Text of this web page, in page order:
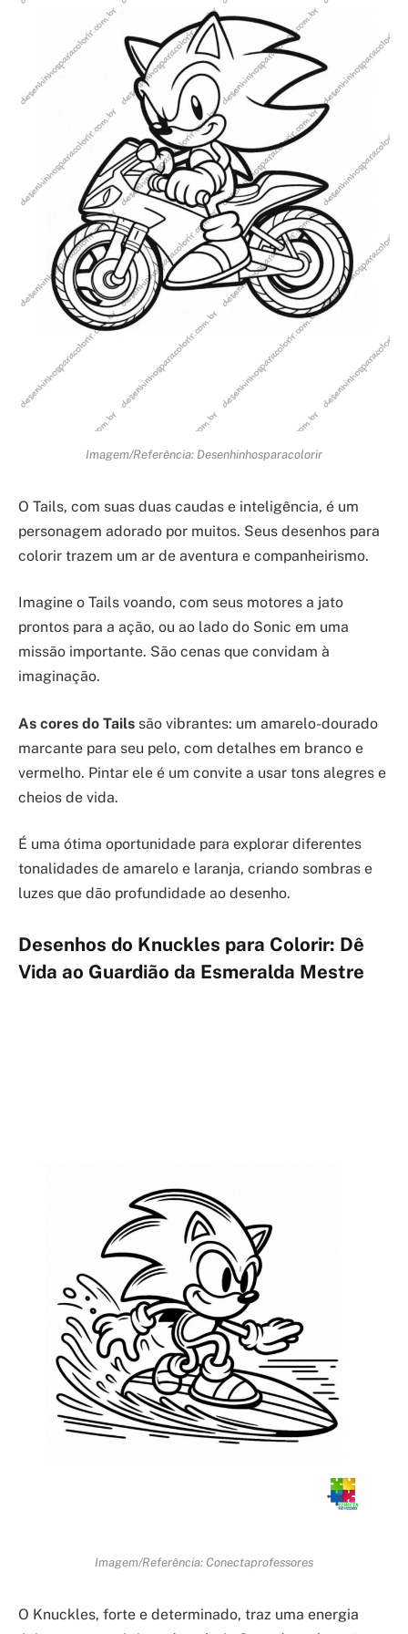
Imagem/Referência: Desenhinhosparacolorir
O Tails, com suas duas caudas e inteligência, é um
personagem adorado por muitos. Seus desenhos para
colorir trazem um ar de aventura e companheirismo.
Imagine o Tails voando, com seus motores a jato
prontos para a ação, ou ao lado do Sonic em uma
missão importante. São cenas que convidam à
imaginação.
As cores do Tails são vibrantes: um amarelo-dourado
marcante para seu pelo, com detalhes em branco e
vermelho. Pintar ele é um convite a usar tons alegres e
cheios de vida.
É uma ótima oportunidade para explorar diferentes
tonalidades de amarelo e laranja, criando sombras e
luzes que dão profundidade ao desenho.
Desenhos do Knuckles para Colorir: Dê
Vida ao Guardião da Esmeralda Mestre
Imagem/Referência: Conectaprofessores
O Knuckles, forte e determinado, traz uma energia